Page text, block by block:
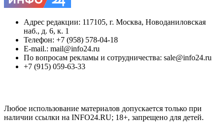
Адрес редакции: 117105, г. Москва, Новоданиловская
наб., д. 6, к. 1
Телефон: +7 (958) 578-04-18
E-mail.: mail@info24.ru
По вопросам рекламы и сотрудничества: sale@info24.ru
+7 (915) 059-63-33
Любое использование материалов допускается только при
наличии ссылки на INFO24.RU; 18+, запрещено для детей.